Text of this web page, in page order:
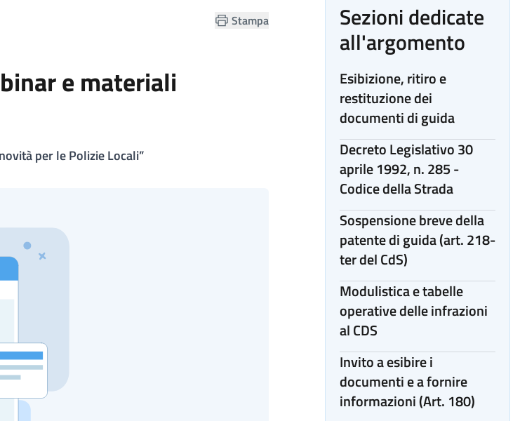
Stampa
e materiali
per le Polizie Locali”
Sezioni dedicate
all'argomento
Esibizione, ritiro e
restituzione dei
documenti di guida
Decreto Legislativo 30
aprile 1992, n. 285 -
Codice della Strada
Sospensione breve della
patente di guida (art. 218-
ter del CdS)
Modulistica e tabelle
operative delle infrazioni
al CDS
Invito a esibire i
documenti e a fornire
informazioni (Art. 180)